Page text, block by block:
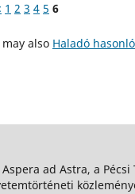
1 2 3 4 5 6
may also Haladó
Aspera ad Astra, a